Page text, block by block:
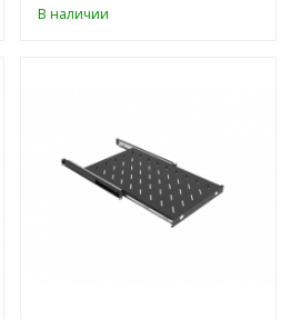
В наличии